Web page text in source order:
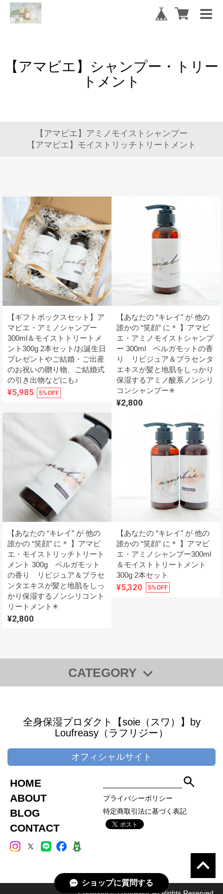
【アマビエ】シャンプー・トリー
トメント
【アマビエ】アミノモイストシャンプー
【アマビエ】モイストリッチトリートメント
【ギフトボックスセット】ア
マビエ・アミノシャンプー
300ml＆モイストトリートメ
ント300g 2本セット/お誕生日
プレゼントやご結婚・ご出産
のお祝いの贈り物、ご結婚式
の引き出物などにも♪
¥5,985 5%OFF
【あなたの “キレイ” が 他の
誰かの “笑顔” に＊ 】アマビ
エ・アミノモイストシャンプ
ー 300ml ベルガモットの香
り リビジュア＆プラセンタ
エキスが髪と地肌をしっかり
保湿するアミノ酸系ノンシリ
コンシャンプー✳︎
¥2,800
【あなたの “キレイ” が 他の
誰かの “笑顔” に＊ 】アマビ
エ・モイストリッチトリート
メント 300g ベルガモット
の香り リビジュア＆プラセ
ンタエキスが髪と地肌をしっ
かり保湿するノンシリコント
リートメント✳︎
¥2,800
【あなたの “キレイ” が 他の
誰かの “笑顔” に＊ 】アマビ
エ・アミノシャンプー300ml
＆モイストトリートメント
300g 2本セット
¥5,320 5%OFF
CATEGORY
◆【全商品一覧】
【SALE】商品
【“キレイ”をプレゼントに】ギフトチケット
【“キレイ”をプレゼントに】ギフトチケット
母の日ギフト
父の日ギフト
ホワイトデーギフト
◆【ラフリジー・アマビエプロジェクト】対象
商品
“極寒”クールシャンプー【AMABIE（アマビエ）】
アマビエ美肌茶
【soie（スワ）】プレミアムパッケージ
全身保湿プロダクト【soie（スワ）】by
Loufreasy（ラフリジー）
オフィシャルサイト
HOME
ABOUT
BLOG
CONTACT
プライバシーポリシー
特定商取引法に基づく表記
ショップに質問する